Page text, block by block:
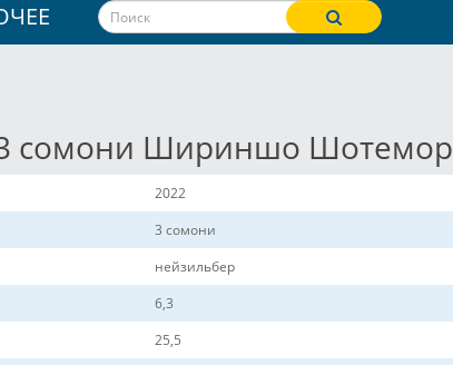
3 сомони Шириншо Шотемор
2022
3 сомони
нейзильбер
6,3
25,5